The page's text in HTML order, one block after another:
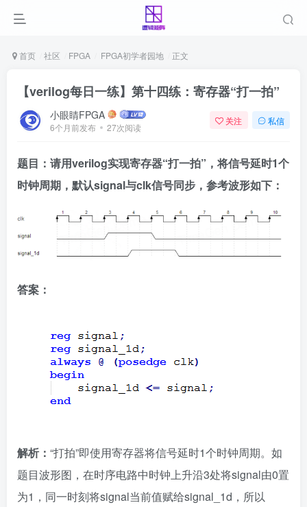
首页 社区 FPGA FPGA初学者园地 正文
【verilog每日一练】第十四练：寄存器“打一拍”
小眼睛FPGA
6个月前发布 27次阅读
关注 私信
题目：请用verilog实现寄存器“打一拍”，将信号延时1个
时钟周期，默认signal与clk信号同步，参考波形如下：
答案：
解析： “打拍”即使用寄存器将信号延时1个时钟周期。如
题目波形图，在时序电路中时钟上升沿3处将signal由0置
为1，同一时刻将signal当前值赋给signal_1d，所以